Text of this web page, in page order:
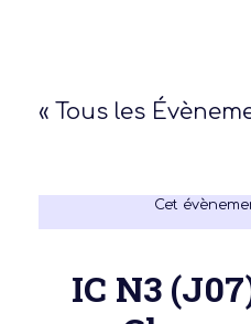
« Tous les
Cet
IC N3